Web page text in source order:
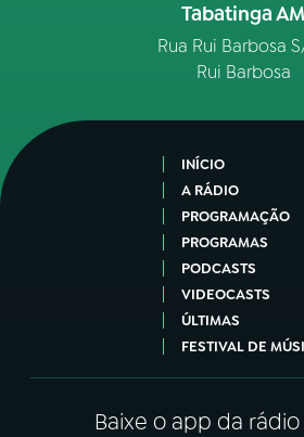
Tabatinga AM
Rua Rui Barbosa
Rui Barbosa
INÍCIO
A RÁDIO
PROGRAMAÇÃO
PROGRAMAS
PODCASTS
VIDEOCASTS
ÚLTIMAS
FESTIVAL DE
Baixe o app da